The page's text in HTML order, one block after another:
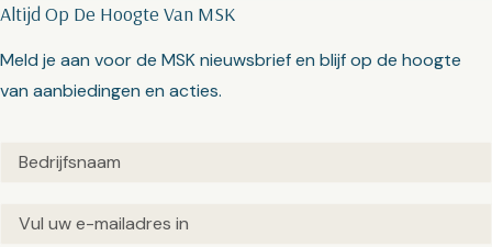
Altijd Op De Hoogte Van MSK
Meld je aan voor de MSK nieuwsbrief en blijf op de hoogte
van aanbiedingen en acties.
Untitled(Vereist)
Email(Vereist)